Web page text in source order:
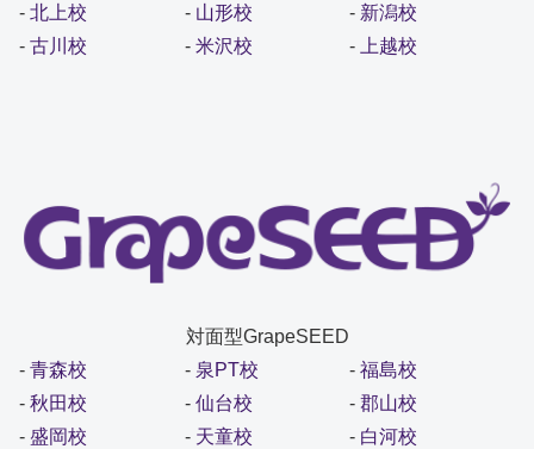
- 北上校
- 古川校
- 山形校
- 米沢校
- 新潟校
-
上越校
対面型GrapeSEED
- 青森校
- 秋田校
- 盛岡校
- 泉PT校
- 仙台校
- 天童校
-福島校
-郡山校
- 白河校